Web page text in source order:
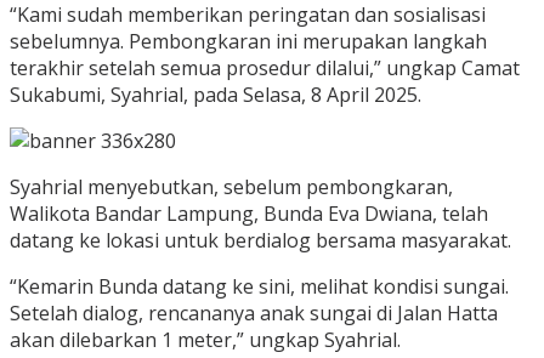
“Kami sudah memberikan peringatan dan sosialisasi
sebelumnya. Pembongkaran ini merupakan langkah
terakhir setelah semua prosedur dilalui,” ungkap Camat
Sukabumi, Syahrial, pada Selasa, 8 April 2025.
Syahrial menyebutkan, sebelum pembongkaran,
Walikota Bandar Lampung, Bunda Eva Dwiana, telah
datang ke lokasi untuk berdialog bersama masyarakat.
“Kemarin Bunda datang ke sini, melihat kondisi sungai.
Setelah dialog, rencananya anak sungai di Jalan Hatta
akan dilebarkan 1 meter,” ungkap Syahrial.